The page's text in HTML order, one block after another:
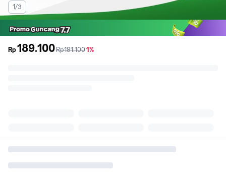
1/3
Rp189.100sebelum
Rp191.100diskon
1%